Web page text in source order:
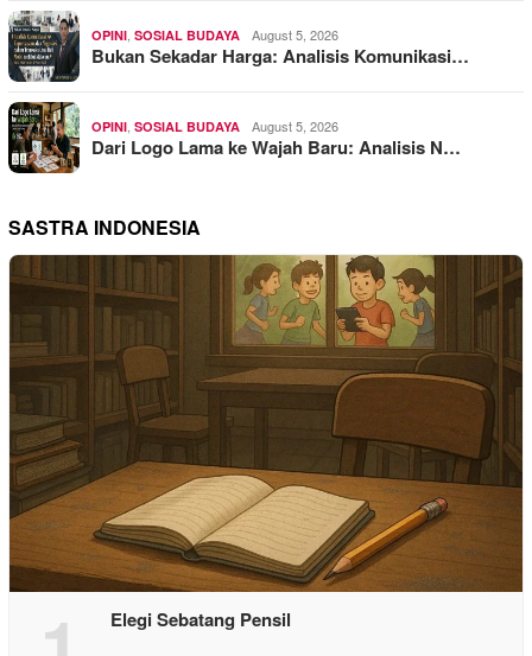
OPINI SOSIAL BUDAYA August 5, 2026
Bukan Sekadar Harga: Analisis Komunikasi…
OPINI SOSIAL BUDAYA August 5, 2026
Dari Logo Lama ke Wajah Baru: Analisis N…
SASTRA INDONESIA
Elegi Sebatang Pensil